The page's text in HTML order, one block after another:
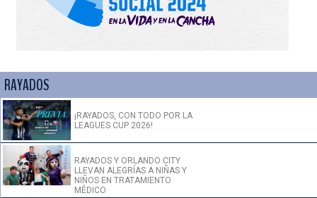
RAYADOS
¡RAYADOS, CON TODO POR LA
LEAGUES CUP 2026!
RAYADOS Y ORLANDO CITY
LLEVAN ALEGRÍAS A NIÑAS Y
NIÑOS EN TRATAMIENTO
MÉDICO